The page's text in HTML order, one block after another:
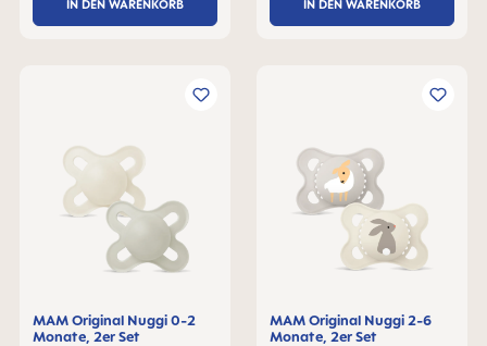
IN DEN WARENKORB IN DEN WARENKORB
MAM Original Nuggi 0-2
Monate, 2er Set
MAM Original Nuggi 2-6
Monate, 2er Set